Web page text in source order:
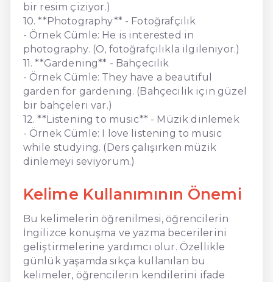
bir resim çiziyor.)
10. **Photography** - Fotoğrafçılık
- Örnek Cümle: He is interested in
photography. (O, fotoğrafçılıkla ilgileniyor.)
11. **Gardening** - Bahçecilik
- Örnek Cümle: They have a beautiful
garden for gardening. (Bahçecilik için güzel
bir bahçeleri var.)
12. **Listening to music** - Müzik dinlemek
- Örnek Cümle: I love listening to music
while studying. (Ders çalışırken müzik
dinlemeyi seviyorum.)
Kelime Kullanımının Önemi
Bu kelimelerin öğrenilmesi, öğrencilerin
İngilizce konuşma ve yazma becerilerini
geliştirmelerine yardımcı olur. Özellikle
günlük yaşamda sıkça kullanılan bu
kelimeler, öğrencilerin kendilerini ifade